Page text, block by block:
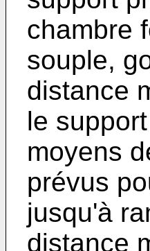
chambre
souple,
distance
le
moyens
prévus
jusqu'à
distance